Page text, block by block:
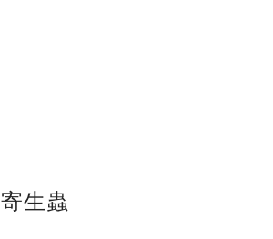
生蟲